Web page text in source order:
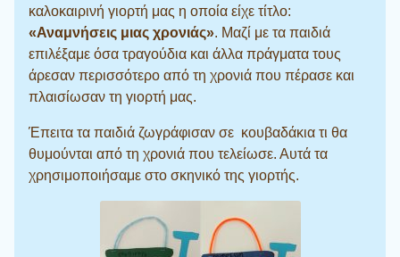
καλοκαιρινή γιορτή μας η οποία είχε τίτλο:
«Αναμνήσεις μιας χρονιάς». Μαζί με τα παιδιά
επιλέξαμε όσα τραγούδια και άλλα πράγματα τους
άρεσαν περισσότερο από τη χρονιά που πέρασε και
πλαισίωσαν τη γιορτή μας.
Έπειτα τα παιδιά ζωγράφισαν σε κουβαδάκια τι θα
θυμούνται από τη χρονιά που τελείωσε. Αυτά τα
χρησιμοποιήσαμε στο σκηνικό της γιορτής.